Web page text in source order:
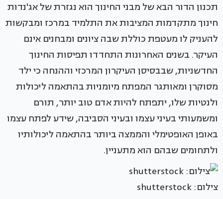
תכנון הדור הבא של מבני החינוך הוא נגזרת של אג'נדות
חינוך מתקדמות המציבות את התלמיד במרכז ומבקשות
להעניק לו מעטפת כוללת שבה ציונים ומבחנים אינם
העיקר. בשנים האחרונות התחדדו תפיסות החינוך
החדשניות, שבבסיסן העיקרון המרכזי וההנחה כי ילד
מסוקרן ומאותגר המפתח מיומניות בהתאמה ליכולות
ולנטיות שלו, יתפתח להיות אדם טוב יותר, תורם
ומשמעותי בעיני עצמו ובעיני הסביבה, שידע לפתח עצמו
באופן האופטימלי והממצה ביותר בהתאמה ליכולותיו
ולתחומים שבהם הוא מתעניין.
צילום: shutterstock